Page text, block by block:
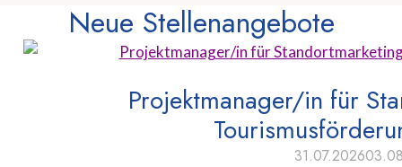
Neue Stellenangebote
Projektmanager/in für
31.07.2026